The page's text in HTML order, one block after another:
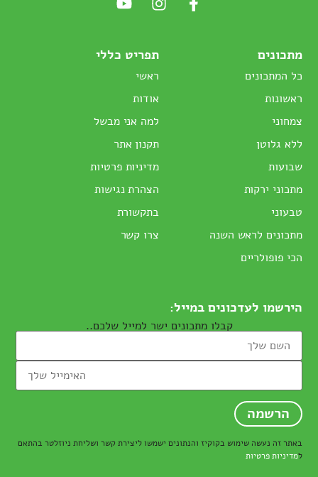
מתכונים
כל המתכונים
ראשונות
צמחוני
ללא גלוטן
שבועות
מתכוני ירקות
טבעוני
מתכונים לראש השנה
הכי פופולריים
תפריט כללי
ראשי
אודות
למה אני מבשל
תקנון אתר
מדיניות פרטיות
הצהרת נגישות
בתקשורת
צרו קשר
הירשמו לעדכונים במייל:
קבלו מתכונים ישר למייל שלכם..
באתר זה נעשה שימוש בקוקיז והנתונים ישמשו ליצירת קשר ושליחת ניוזלטר בהתאם
למדיניות פרטיות